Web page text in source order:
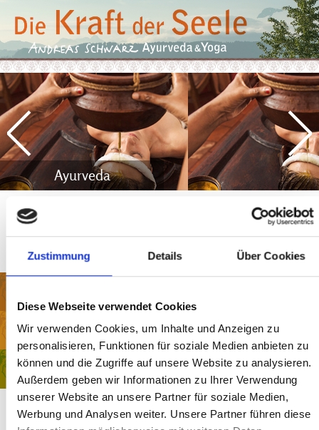
Zustimmung Details Über Cookies
Diese Webseite verwendet Cookies
Wir verwenden Cookies, um Inhalte und Anzeigen zu
personalisieren, Funktionen für soziale Medien anbieten zu
können und die Zugriffe auf unsere Website zu analysieren.
Außerdem geben wir Informationen zu Ihrer Verwendung
unserer Website an unsere Partner für soziale Medien,
Werbung und Analysen weiter. Unsere Partner führen diese
Ayurveda
Yoga & Massage
Zeit für Berührung
Seminare
Workshops & Retreats
Zur Anmeldung